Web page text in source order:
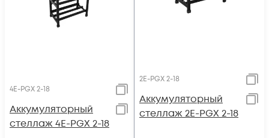
4E-PGX 2-18
Аккумуляторный
стеллаж 4E-PGX 2-18
2E-PGX 2-18
Аккумуляторный
стеллаж 2E-PGX 2-18